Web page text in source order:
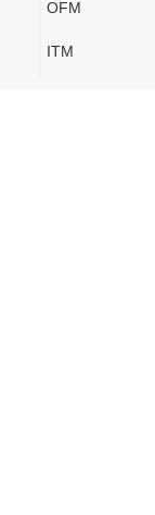
OFM
ITM